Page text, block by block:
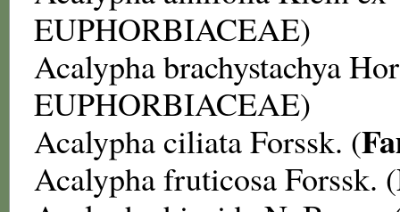
EUPHORBIACEAE)
Acalypha brachystachya
EUPHORBIACEAE)
Acalypha ciliataForssk. (
Acalypha fruticosaForssk. (